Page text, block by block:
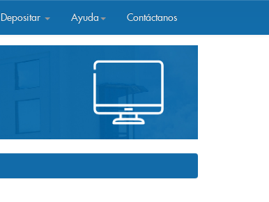
Depositar Ayuda Contáctanos